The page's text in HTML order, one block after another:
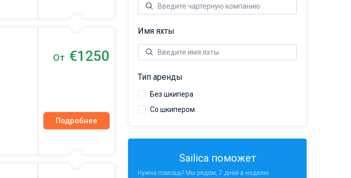
От €1250
Подробнее
Имя яхты
Тип аренды
Без шкипера
Со шкипером
Sailica поможет
Нужна помощь? Мы рядом, 7 дней в неделю.